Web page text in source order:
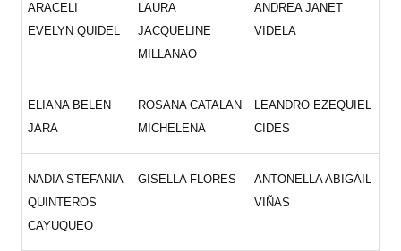
ARACELI
EVELYN QUIDEL
LAURA
JACQUELINE
MILLANAO
ANDREA JANET
VIDELA
ELIANA BELEN
JARA
ROSANA CATALAN
MICHELENA
LEANDRO EZEQUIEL
CIDES
NADIA STEFANIA
QUINTEROS
CAYUQUEO
GISELLA FLORES
ANTONELLA ABIGAIL
VIÑAS